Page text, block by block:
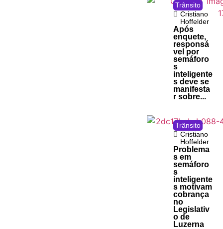
Trânsito
Cristiano
Hoffelder
Após
enquete,
responsá
vel por
semáforo
s
inteligente
s deve se
manifesta
r sobre...
Trânsito
Cristiano
Hoffelder
Problema
s em
semáforo
s
inteligente
s motivam
cobrança
no
Legislativ
o de
Luzerna